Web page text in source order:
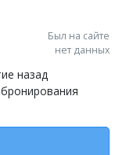
Был на сайте
нет данных
назад